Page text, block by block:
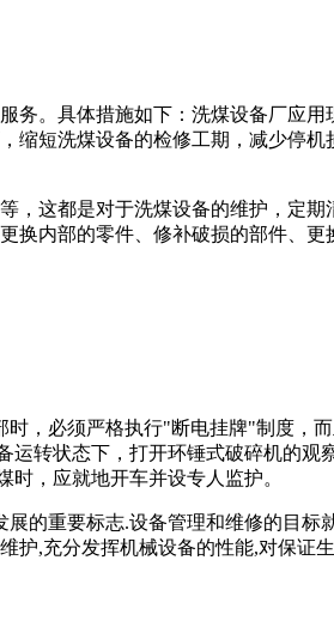
务。具体措施如下：洗煤设备厂应
缩短洗煤设备的检修工期，减少停
，这都是对于洗煤设备的维护，定期
换内部的零件、修补破损的部件、更
，必须严格执行"断电挂牌"制度，
转状态下，打开环锤式破碎机的观
，应就地开车并设专人监护。
的重要标志.设备管理和维修的目标
护,充分发挥机械设备的性能,对保证